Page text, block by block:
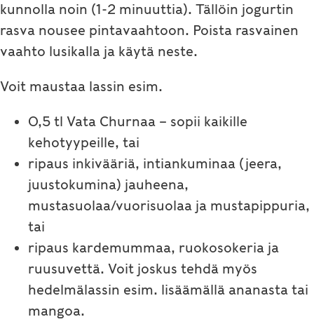
kunnolla noin (1-2 minuuttia). Tällöin jogurtin
rasva nousee pintavaahtoon. Poista rasvainen
vaahto lusikalla ja käytä neste.
Voit maustaa lassin esim.
0,5 tl Vata Churnaa – sopii kaikille
kehotyypeille, tai
ripaus inkivääriä, intiankuminaa (jeera,
juustokumina) jauheena,
mustasuolaa/vuorisuolaa ja mustapippuria,
tai
ripaus kardemummaa, ruokosokeria ja
ruusuvettä. Voit joskus tehdä myös
hedelmälassin esim. lisäämällä ananasta tai
mangoa.